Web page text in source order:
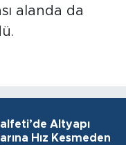
alanda da
Altyapı
Hız Kesmeden